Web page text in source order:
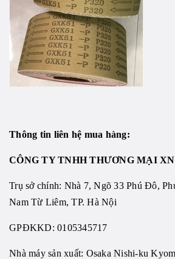
Thông tin liên hệ mua hàng:
CÔNG TY TNHH THƯƠNG MẠI
Trụ sở chính: Nhà 7, Ngõ 33 Phú Đô,
Nam Từ Liêm, TP. Hà Nội
GPĐKKD: 0105345717
Nhà máy sản xuất: Osaka Nishi-ku